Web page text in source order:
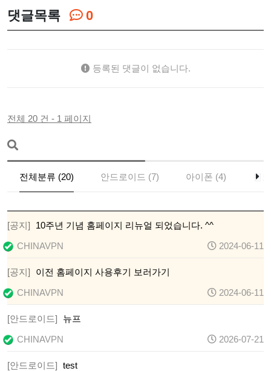
댓글목록 0
등록된 댓글이 없습니다.
전체 20 건 - 1 페이지
전체분류 (20) 안드로이드 (7) 아이폰 (4) 윈
[공지]
10주년 기념 홈페이지 리뉴얼 되었습니다. ^^
CHINAVPN
2024-06-11
[공지]
이전 홈페이지 사용후기 보러가기
CHINAVPN
2024-06-11
[안드로이드]
뉴프
CHINAVPN
2026-07-21
[안드로이드] test